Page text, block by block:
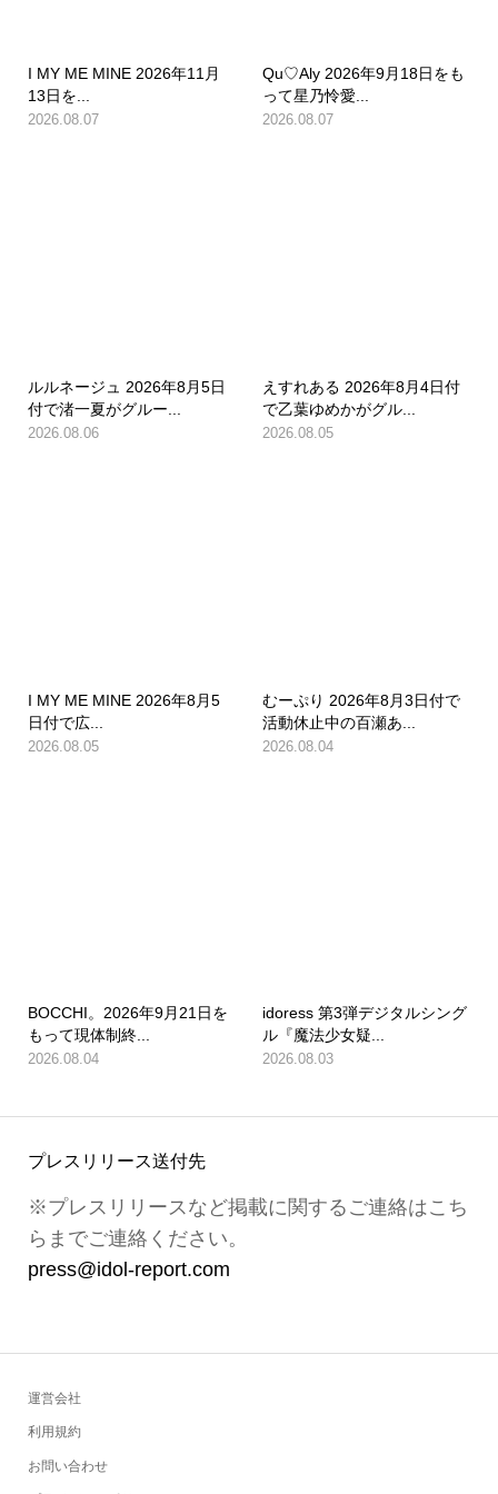
I MY ME MINE 2026年11月
13日を...
2026.08.07
Qu♡Aly 2026年9月18日をも
って星乃怜愛...
2026.08.07
ルルネージュ 2026年8月5日
付で渚一夏がグルー...
2026.08.06
えすれある 2026年8月4日付
で乙葉ゆめかがグル...
2026.08.05
I MY ME MINE 2026年8月5
日付で広...
2026.08.05
むーぷり 2026年8月3日付で
活動休止中の百瀬あ...
2026.08.04
BOCCHI。2026年9月21日を
もって現体制終...
2026.08.04
idoress 第3弾デジタルシング
ル『魔法少女疑...
2026.08.03
プレスリリース送付先
※プレスリリースなど掲載に関するご連絡はこち
らまでご連絡ください。
press@idol-report.com
運営会社
利用規約
お問い合わせ